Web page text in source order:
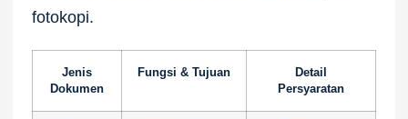
fotokopi.
Jenis
Dokumen
Fungsi & Tujuan
Detail
Persyaratan